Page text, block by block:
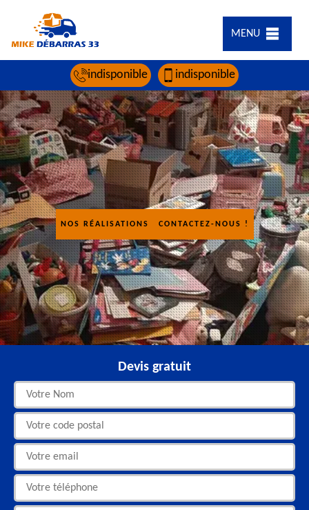
MENU
indisponible indisponible
NOS RÉALISATIONS CONTACTEZ-NOUS !
Devis gratuit